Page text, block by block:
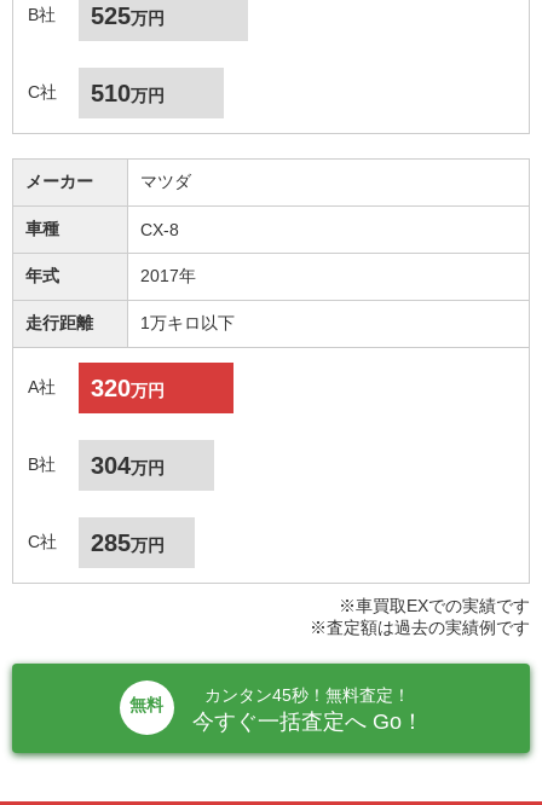
B社 525万円
C社 510万円
メーカー マツダ
車種 CX-8
年式 2017年
走行距離 1万キロ以下
A社 320万円
B社 304万円
C社 285万円
※車買取EXでの実績です
※査定額は過去の実績例です
無料
カンタン45秒！無料査定！
今すぐ一括査定へ Go！